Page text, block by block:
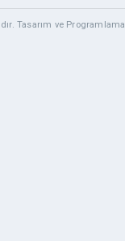
Tasarım ve Programlama